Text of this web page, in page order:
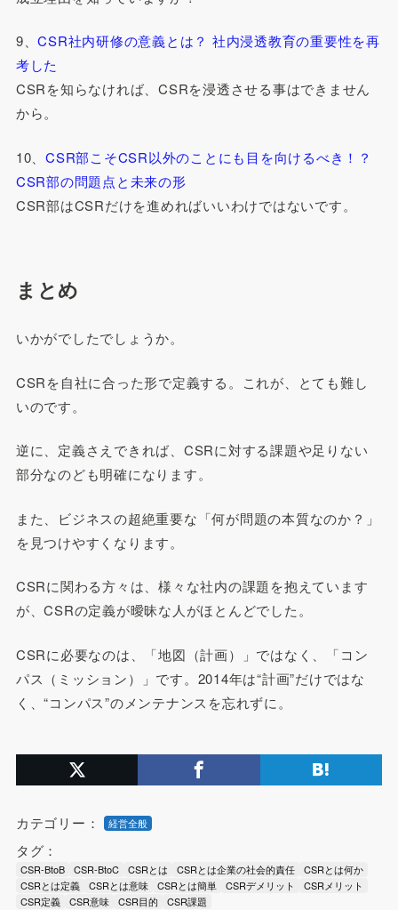
9、CSR社内研修の意義とは？ 社内浸透教育の重要性を再
考した
CSRを知らなければ、CSRを浸透させる事はできません
から。
10、CSR部こそCSR以外のことにも目を向けるべき！？
CSR部の問題点と未来の形
CSR部はCSRだけを進めればいいわけではないです。
まとめ
いかがでしたでしょうか。
CSRを自社に合った形で定義する。これが、とても難し
いのです。
逆に、定義さえできれば、CSRに対する課題や足りない
部分なのども明確になります。
また、ビジネスの超絶重要な「何が問題の本質なのか？」
を見つけやすくなります。
CSRに関わる方々は、様々な社内の課題を抱えています
が、CSRの定義が曖昧な人がほとんどでした。
CSRに必要なのは、「地図（計画）」ではなく、「コン
パス（ミッション）」です。2014年は“計画”だけではな
く、“コンパス”のメンテナンスを忘れずに。
カテゴリー： 経営全般
タグ：
CSR-BtoB CSR-BtoC CSRとは CSRとは企業の社会的責任
CSRとは何か
CSRとは定義
CSRとは意味 CSRとは簡単 CSRデメリット
CSRメリット
CSR定義
CSR意味 CSR目的 CSR課題